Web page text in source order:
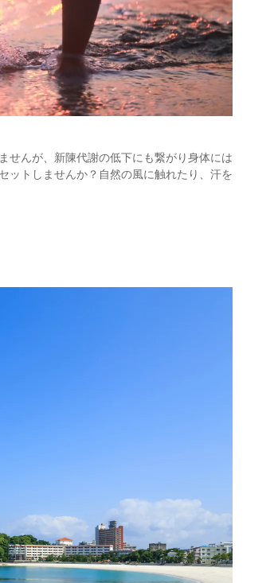
せんが、新陳代謝の低下にも繋がり身体には
ットしませんか？自然の風に触れたり、汗を